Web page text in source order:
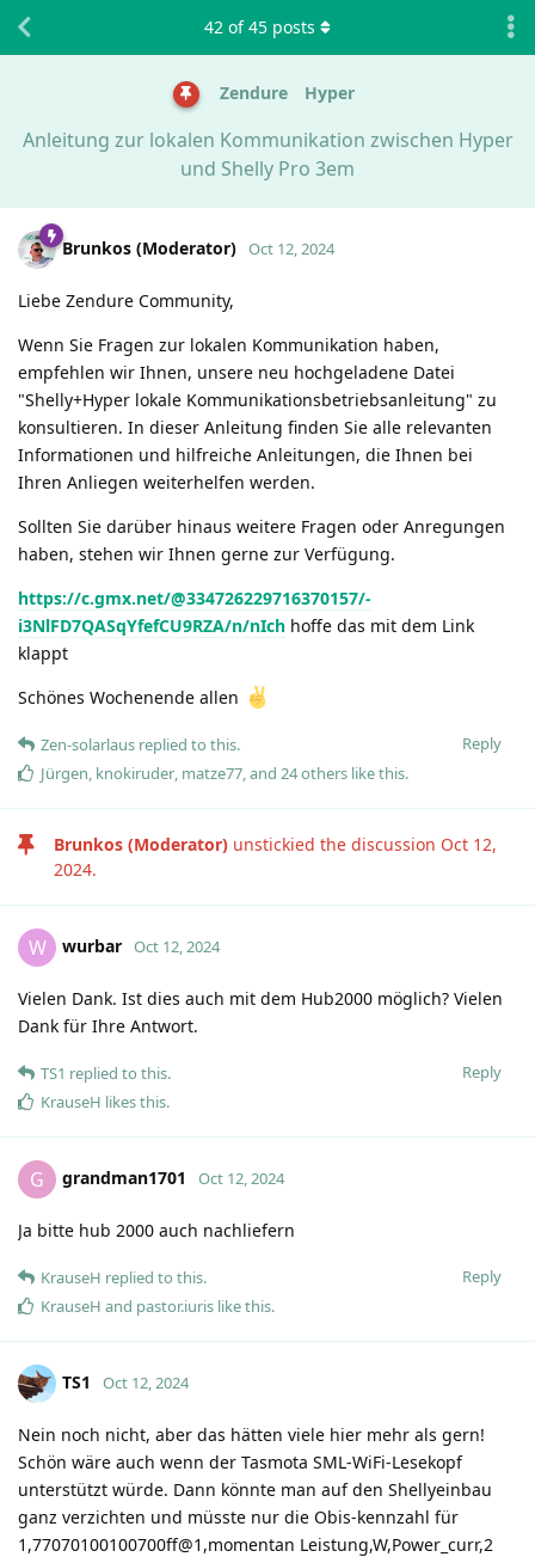
Zendure Hyper
Anleitung zur lokalen Kommunikation zwischen Hyper
und Shelly Pro 3em
42 of45 posts
Brunkos (Moderator) Oct 12, 2024
Liebe Zendure Community,
Wenn Sie Fragen zur lokalen Kommunikation haben,
empfehlen wir Ihnen, unsere neu hochgeladene Datei
"Shelly+Hyper lokale Kommunikationsbetriebsanleitung" zu
konsultieren. In dieser Anleitung finden Sie alle relevanten
Informationen und hilfreiche Anleitungen, die Ihnen bei
Ihren Anliegen weiterhelfen werden.
Sollten Sie darüber hinaus weitere Fragen oder Anregungen
haben, stehen wir Ihnen gerne zur Verfügung.
https://c.gmx.net/@334726229716370157/-
i3NlFD7QASqYfefCU9RZA/n/nIch hoffe das mit dem Link
klappt
Schönes Wochenende allen
Reply
Zen-solarlaus replied to this.
Jürgen, knokiruder, matze77, and 24others like this.
Brunkos (Moderator) unstickied the discussion Oct 12,
2024.
W wurbar Oct 12, 2024
Vielen Dank. Ist dies auch mit dem Hub2000 möglich? Vielen
Dank für Ihre Antwort.
Reply
TS1 replied to this.
KrauseH likes this.
G grandman1701 Oct 12, 2024
Ja bitte hub 2000 auch nachliefern
Reply
KrauseH replied to this.
KrauseH and pastor.iuris like this.
TS1 Oct 12, 2024
Nein noch nicht, aber das hätten viele hier mehr als gern!
Schön wäre auch wenn der Tasmota SML-WiFi-Lesekopf
unterstützt würde. Dann könnte man auf den Shellyeinbau
ganz verzichten und müsste nur die Obis-kennzahl für
1,77070100100700ff@1,momentan Leistung,W,Power_curr,2